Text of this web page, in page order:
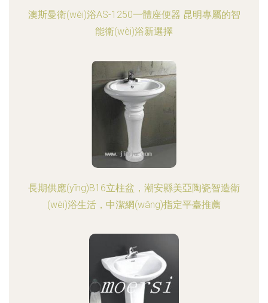
澳斯曼衛(wèi)浴AS-1250一體座便器 昆明專屬的智
能衛(wèi)浴新選擇
長期供應(yīng)B16立柱盆，潮安縣美亞陶瓷智造衛
(wèi)浴生活，中潔網(wǎng)指定平臺推薦